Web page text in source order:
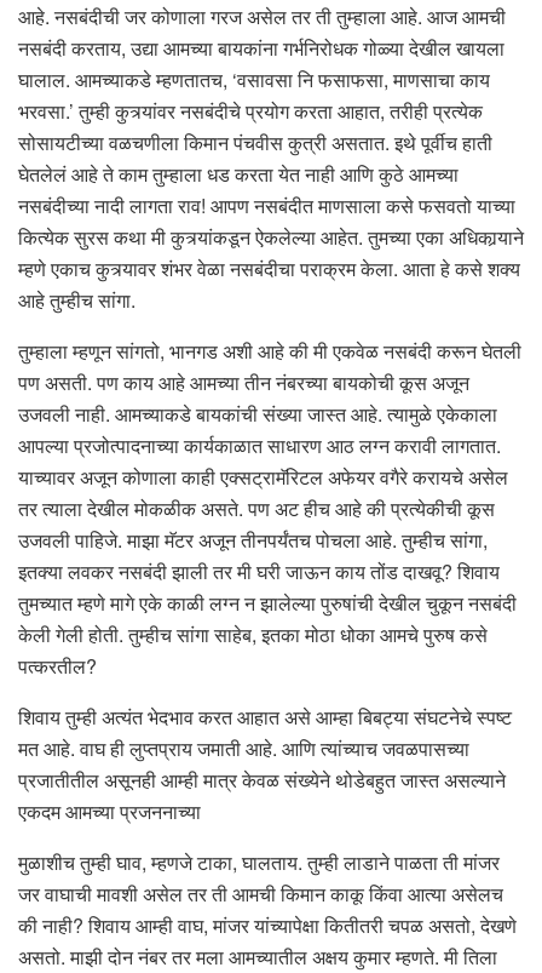
आहे. नसबंदीची जर कोणाला गरज असेल तर ती तुम्हाला आहे. आज आमची
नसबंदी करताय, उद्या आमच्या बायकांना गर्भनिरोधक गोळ्या देखील खायला
घालाल. आमच्याकडे म्हणतातच, ‘वसावसा नि फसाफसा, माणसाचा काय
भरवसा.’ तुम्ही कुत्र्यांवर नसबंदीचे प्रयोग करता आहात, तरीही प्रत्येक
सोसायटीच्या वळचणीला किमान पंचवीस कुत्री असतात. इथे पूर्वीच हाती
घेतलेलं आहे ते काम तुम्हाला धड करता येत नाही आणि कुठे आमच्या
नसबंदीच्या नादी लागता राव! आपण नसबंदीत माणसाला कसे फसवतो याच्या
कित्येक सुरस कथा मी कुत्र्यांकडून ऐकलेल्या आहेत. तुमच्या एका अधिकार्‍याने
म्हणे एकाच कुत्र्यावर शंभर वेळा नसबंदीचा पराक्रम केला. आता हे कसे शक्य
आहे तुम्हीच सांगा.
तुम्हाला म्हणून सांगतो, भानगड अशी आहे की मी एकवेळ नसबंदी करून घेतली
पण असती. पण काय आहे आमच्या तीन नंबरच्या बायकोची कूस अजून
उजवली नाही. आमच्याकडे बायकांची संख्या जास्त आहे. त्यामुळे एकेकाला
आपल्या प्रजोत्पादनाच्या कार्यकाळात साधारण आठ लग्न करावी लागतात.
याच्यावर अजून कोणाला काही एक्सट्रामॅरिटल अफेयर वगैरे करायचे असेल
तर त्याला देखील मोकळीक असते. पण अट हीच आहे की प्रत्येकीची कूस
उजवली पाहिजे. माझा मॅटर अजून तीनपर्यंतच पोचला आहे. तुम्हीच सांगा,
इतक्या लवकर नसबंदी झाली तर मी घरी जाऊन काय तोंड दाखवू? शिवाय
तुमच्यात म्हणे मागे एके काळी लग्न न झालेल्या पुरुषांची देखील चुकून नसबंदी
केली गेली होती. तुम्हीच सांगा साहेब, इतका मोठा धोका आमचे पुरुष कसे
पत्करतील?
शिवाय तुम्ही अत्यंत भेदभाव करत आहात असे आम्हा बिबट्या संघटनेचे स्पष्ट
मत आहे. वाघ ही लुप्तप्राय जमाती आहे. आणि त्यांच्याच जवळपासच्या
प्रजातीतील असूनही आम्ही मात्र केवळ संख्येने थोडेबहुत जास्त असल्याने
एकदम आमच्या प्रजननाच्या
मुळाशीच तुम्ही घाव, म्हणजे टाका, घालताय. तुम्ही लाडाने पाळता ती मांजर
जर वाघाची मावशी असेल तर ती आमची किमान काकू किंवा आत्या असेलच
की नाही? शिवाय आम्ही वाघ, मांजर यांच्यापेक्षा कितीतरी चपळ असतो, देखणे
असतो. माझी दोन नंबर तर मला आमच्यातील अक्षय कुमार म्हणते. मी तिला